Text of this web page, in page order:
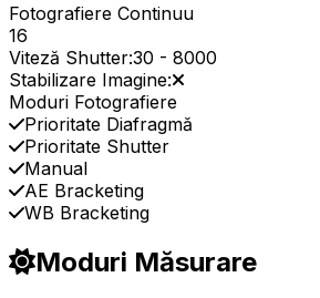
Fotografiere Continuu
16
Viteză Shutter:30 - 8000
Stabilizare Imagine:
Moduri Fotografiere
Prioritate Diafragmă
Prioritate Shutter
Manual
AE Bracketing
WB Bracketing
Moduri Măsurare